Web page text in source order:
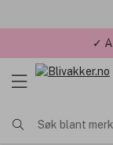
✓
Søk blant